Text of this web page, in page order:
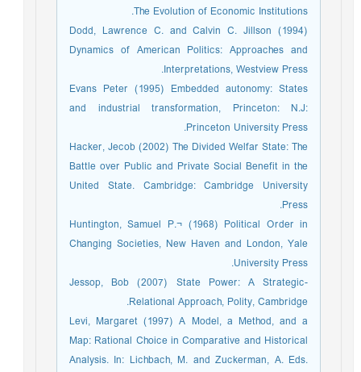
The Evolution of Economic Institutions.
Dodd, Lawrence C. and Calvin C. Jillson (1994)
Dynamics of American Politics: Approaches and
Interpretations, Westview Press.
Evans Peter (1995) Embedded autonomy: States
and industrial transformation, Princeton: N.J:
Princeton University Press.
Hacker, Jecob (2002) The Divided Welfar State: The
Battle over Public and Private Social Benefit in the
United State. Cambridge: Cambridge University
Press.
Huntington, Samuel P.¬ (1968) Political Order in
Changing Societies, New Haven and London, Yale
University Press.
Jessop, Bob (2007) State Power: A Strategic-
Relational Approach, Polity, Cambridge.
Levi, Margaret (1997) A Model, a Method, and a
Map: Rational Choice in Comparative and Historical
Analysis. In: Lichbach, M. and Zuckerman, A. Eds.